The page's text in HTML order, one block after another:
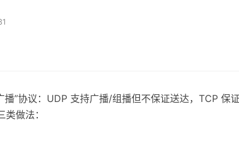
播”协议：UDP 支持广播/组播但不保证送达，TCP 保
做法：